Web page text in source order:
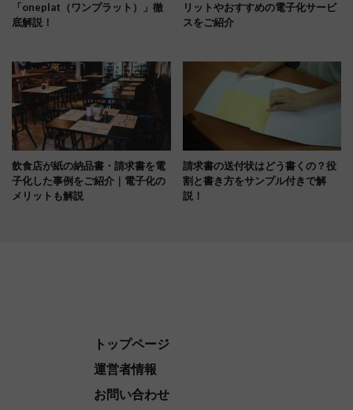
「oneplat（ワンプラット）」徹
底解説！
リットやおすすめの電子化サービ
スをご紹介
飲食店が紙の納品書・請求書を電
子化した事例をご紹介｜電子化の
メリットも解説
請求書の送付状はどう書くの？役
割と書き方をサンプル付きで解
説！
トップページ
運営者情報
お問い合わせ